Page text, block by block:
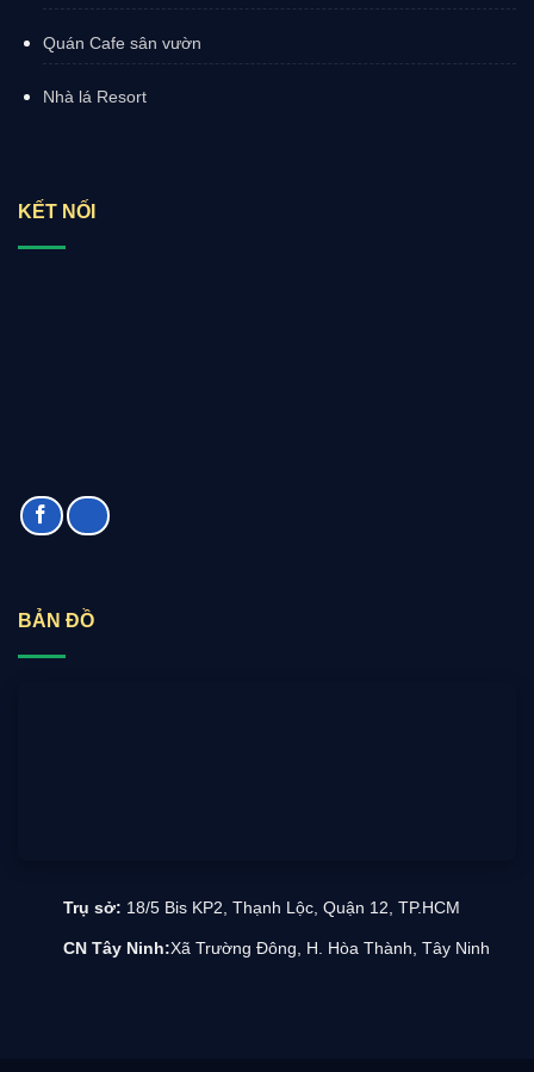
Quán Cafe sân vườn
Nhà lá Resort
KẾT NỐI
BẢN ĐỒ
Trụ sở: 18/5 Bis KP2, Thạnh Lộc, Quận 12, TP.HCM
CN Tây Ninh:Xã Trường Đông, H. Hòa Thành, Tây Ninh